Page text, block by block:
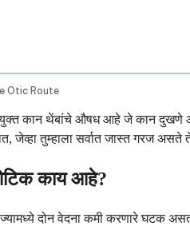
Otic Route
कान थेंबांचे औषध आहे जे कान दुखणे
जेव्हा तुम्हाला सर्वात जास्त गरज असते
काय आहे?
दोन वेदना कमी करणारे घटक